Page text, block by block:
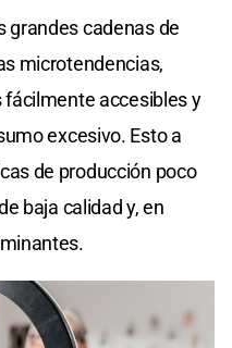
grandes cadenas de
microtendencias,
accesibles y
excesivo. Esto a
de producción poco
baja calidad y, en